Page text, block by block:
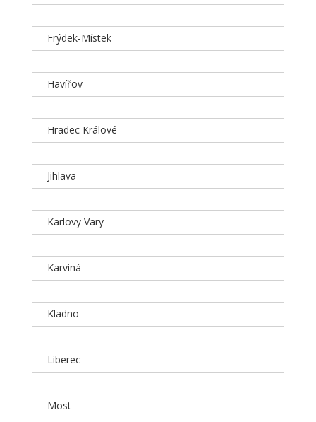
Frýdek-Místek
Havířov
Hradec Králové
Jihlava
Karlovy Vary
Karviná
Kladno
Liberec
Most